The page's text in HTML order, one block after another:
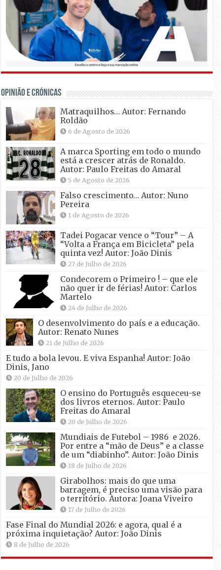
OPINIÃO E CRÓNICAS
Matraquilhos… Autor: Fernando
Roldão
6 de Agosto de 2026
A marca Sporting em todo o mundo
está a crescer atrás de Ronaldo.
Autor: Paulo Freitas do Amaral
5 de Agosto de 2026
Falso crescimento… Autor: Nuno
Pereira
1 de Agosto de 2026
Tadei Pogacar vence o “Tour” – A
“Volta a França em Bicicleta” pela
quinta vez! Autor: João Dinis
27 de Julho de 2026
Condecorem o Primeiro ! – que ele
não quer ir de férias! Autor: Carlos
Martelo
24 de Julho de 2026
O desenvolvimento do país e a educação.
Autor: Renato Nunes
21 de Julho de 2026
E tudo a bola levou. E viva Espanha! Autor: João
Dinis, Jano
20 de Julho de 2026
O ensino do Português esqueceu-se
dos livros eternos. Autor: Paulo
Freitas do Amaral
20 de Julho de 2026
Mundiais de Futebol – 1986 e 2026.
Por entre a “mão de Deus” e a classe
de um “diabinho”. Autor: João Dinis
18 de Julho de 2026
Girabolhos: mais do que uma
barragem, é preciso uma visão para
o território. Autora: Joana Viveiro
17 de Julho de 2026
Fase Final do Mundial 2026: e agora, qual é a
próxima inquietação? Autor: João Dinis
8 de Julho de 2026